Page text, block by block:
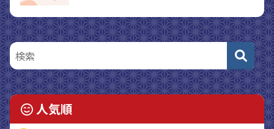
人気順